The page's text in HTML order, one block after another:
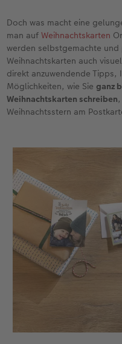
Neuheiten
Neuheiten
Extras
Neuheiten
Extras
Retro
Neuheiten
CEWE
Neuheiten
CEWE
Neuheiten
Doch was macht eine
man aufWeihnachtskarten
werden selbstgemachte
Weihnachtskarten auch
direkt anzuwendende Tipps,
Möglichkeiten, wie Sieganz
Weihnachtskarten schreiben
Weihnachtsstern am